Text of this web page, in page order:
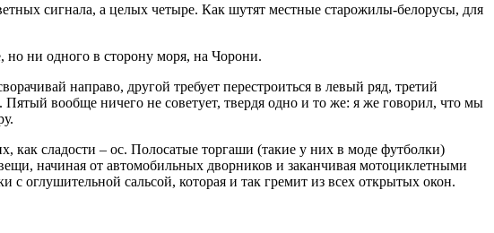
сигнала, а целых четыре. Как шутят местные старожилы-белорусы, для
но ни одного в сторону моря, на Чорони.
направо, другой требует перестроиться в левый ряд, третий
вообще ничего не советует, твердя одно и то же: я же говорил, что мы
как сладости – ос. Полосатые торгаши (такие у них в моде футболки)
начиная от автомобильных дворников и заканчивая мотоциклетными
оглушительной сальсой, которая и так гремит из всех открытых окон.